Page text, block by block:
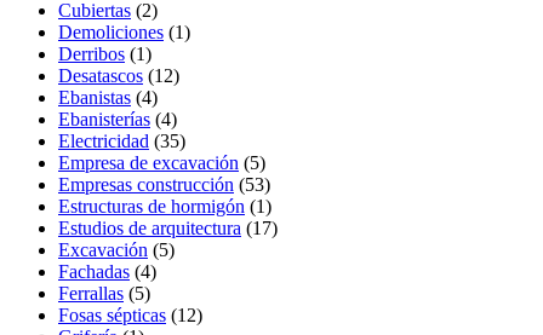
Cubiertas (2)
Demoliciones (1)
Derribos (1)
Desatascos (12)
Ebanistas (4)
Ebanisterías (4)
Electricidad (35)
Empresa de excavación (5)
Empresas construcción (53)
Estructuras de hormigón (1)
Estudios de arquitectura (17)
Excavación (5)
Fachadas (4)
Ferrallas (5)
Fosas sépticas (12)